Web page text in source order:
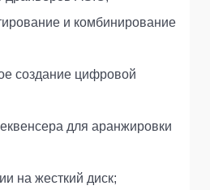
и комбинирование
создание цифровой
для аранжировки
на жесткий диск;